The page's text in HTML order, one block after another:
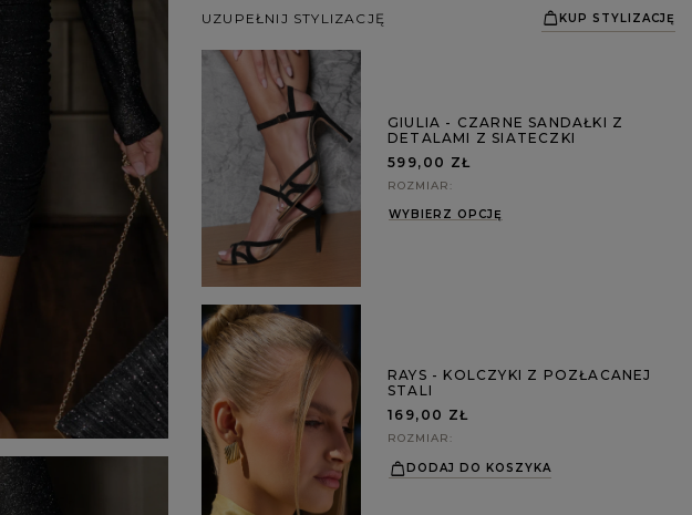
UZUPEŁNIJ STYLIZACJĘ
GIULIA - CZARNE SANDAŁKI Z
DETALAMI Z SIATECZKI
599,00 ZŁ
ROZMIAR
WYBIERZ OPCJĘ
RAYS - KOLCZYKI Z POZŁACANEJ
STALI
169,00 ZŁ
ROZMIAR
DODAJ DO KOSZYKA
KUP STYLIZACJĘ